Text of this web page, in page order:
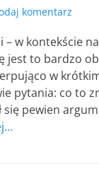
komentarz
– w kontekście
jest to bardzo
w
pytania: co to
się pewien